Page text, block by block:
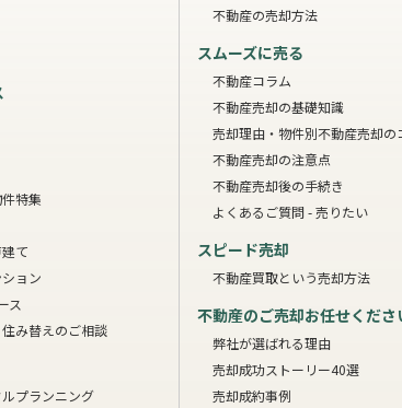
特集
て
ョン
ス
み替えのご相談
プランニング
不動産の売却方法
スムーズに売る
不動産コラム
不動産売却の基礎知識
売却理由・物件別不動産売却の
不動産売却の注意点
不動産売却後の手続き
よくあるご質問 - 売りたい
スピード売却
不動産買取という売却方法
不動産のご売却お任せくださ
弊社が選ばれる理由
売却成功ストーリー40選
売却成約事例